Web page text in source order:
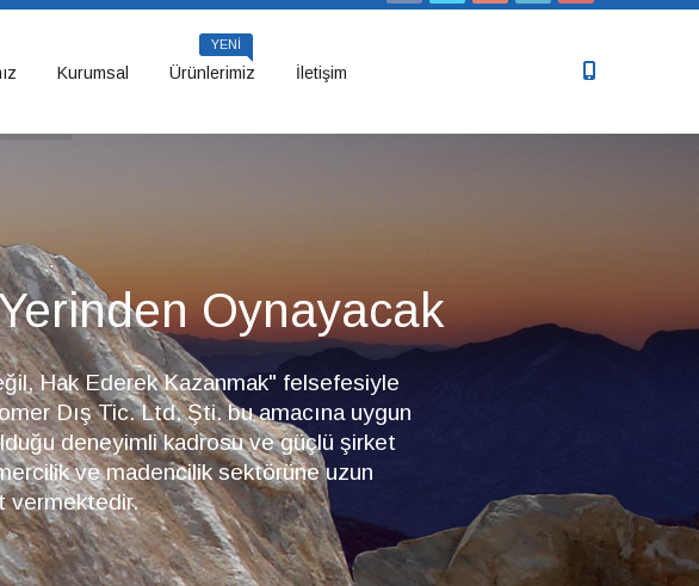
Kurumsal Ürünlerimiz
YENİ
İletişim
Oynayacak
Hak Ederek Kazanmak" felsefesiyle
Dış Tic. Ltd. Şti. bu amacına uygun
deneyimli kadrosu ve güçlü şirket
ve madencilik sektörüne uzun
vermektedir.